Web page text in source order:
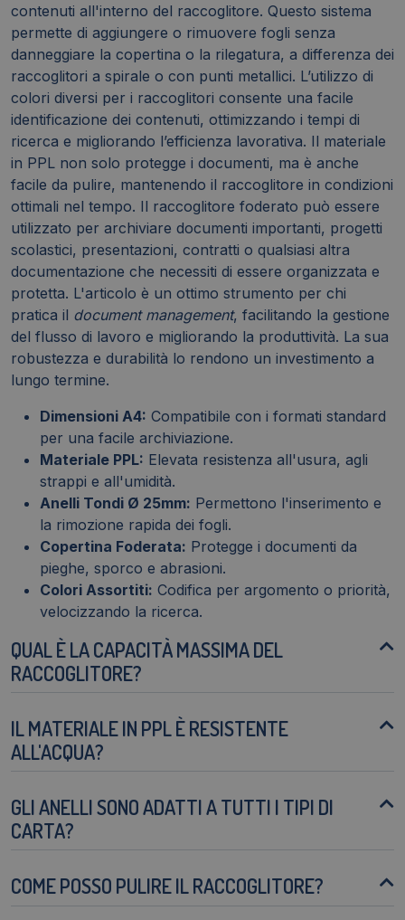
contenuti all'interno del raccoglitore. Questo sistema
permette di aggiungere o rimuovere fogli senza
danneggiare la copertina o la rilegatura, a differenza dei
raccoglitori a spirale o con punti metallici. L’utilizzo di
colori diversi per i raccoglitori consente una facile
identificazione dei contenuti, ottimizzando i tempi di
ricerca e migliorando l’efficienza lavorativa. Il materiale
in PPL non solo protegge i documenti, ma è anche
facile da pulire, mantenendo il raccoglitore in condizioni
ottimali nel tempo. Il raccoglitore foderato può essere
utilizzato per archiviare documenti importanti, progetti
scolastici, presentazioni, contratti o qualsiasi altra
documentazione che necessiti di essere organizzata e
protetta. L'articolo è un ottimo strumento per chi
pratica il document management, facilitando la gestione
del flusso di lavoro e migliorando la produttività. La sua
robustezza e durabilità lo rendono un investimento a
lungo termine.
Dimensioni A4: Compatibile con i formati standard
per una facile archiviazione.
Materiale PPL: Elevata resistenza all'usura, agli
strappi e all'umidità.
Anelli Tondi Ø 25mm: Permettono l'inserimento e
la rimozione rapida dei fogli.
Copertina Foderata: Protegge i documenti da
pieghe, sporco e abrasioni.
Colori Assortiti: Codifica per argomento o priorità,
velocizzando la ricerca.
QUAL È LA CAPACITÀ MASSIMA DEL
RACCOGLITORE?
IL MATERIALE IN PPL È RESISTENTE
ALL'ACQUA?
GLI ANELLI SONO ADATTI A TUTTI I TIPI DI
CARTA?
COME POSSO PULIRE IL RACCOGLITORE?